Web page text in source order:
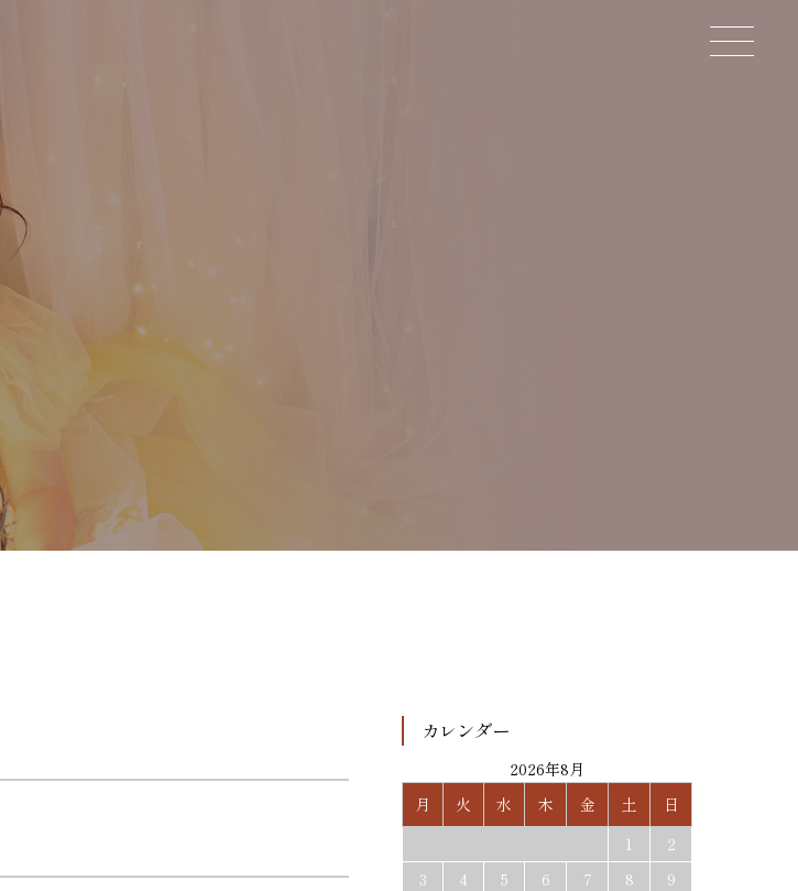
カレンダー
2026年8月
月
火 水 木 金 土
日
1
2
3
4 5 6 7 8
9